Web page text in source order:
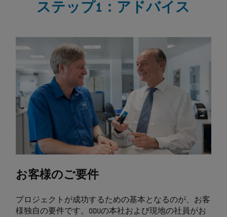
ステップ1：アドバイス
お客様のご要件
プロジェクトが成功するための基本となるのが、お客
様独自の要件です。ODUの本社および現地の社員がお